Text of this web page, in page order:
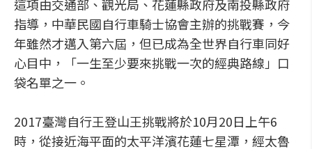
這項由交通部、觀光局、花蓮縣政府及南投縣政府
指導，中華民國自行車騎士協會主辦的挑戰賽，今
年雖然才邁入第六屆，但已成為全世界自行車同好
心目中，「一生至少要來挑戰一次的經典路線」口
袋名單之一。
2017臺灣自行王登山王挑戰將於10月20日上午6
時，從接近海平面的太平洋濱花蓮七星潭，經太魯